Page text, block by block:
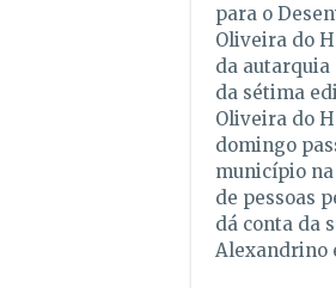
para o
Oliveira do
da
da sétima
Oliveira do
domingo
município
de pessoas
dá conta da
Alexandrino